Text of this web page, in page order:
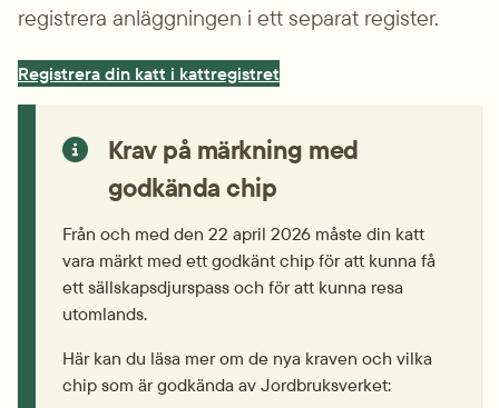
registrera anläggningen i ett separat register.
Registrera din katt i kattregistret
Krav på märkning med
godkända chip
Från och med den 22 april 2026 måste din katt
vara märkt med ett godkänt chip för att kunna få
ett sällskapsdjurspass och för att kunna resa
utomlands.
Här kan du läsa mer om de nya kraven och vilka
chip som är godkända av Jordbruksverket: